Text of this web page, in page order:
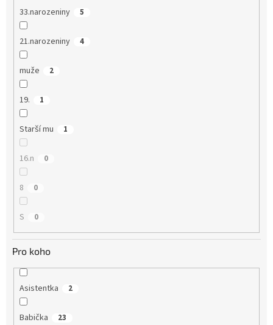
33.narozeniny 5
21.narozeniny 4
muže 2
19. 1
Starší mu 1
16.n 0
8 0
S 0
Pro koho
Asistentka 2
Babička 23